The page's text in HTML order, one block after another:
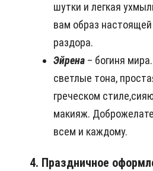
шутки и легкая
вам образ
раздора.
Эйрена – богиня
светлые тона,
греческом
макияж.
всем и каждому.
4. Праздничное